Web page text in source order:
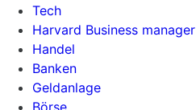
Tech
Harvard Business manager
Handel
Banken
Geldanlage
Börse